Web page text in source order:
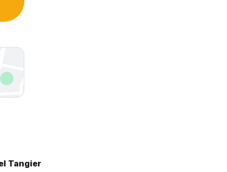
Tangier